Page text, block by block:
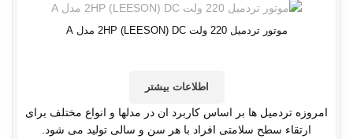
موتور تردمیل 220 ولت 2HP (LEESON) DC مدل A
اطلاعات بیشتر
امروزه تردمیل ها بر اساس کاربرد ان در مدلها و انواع مختلف برای
ارتقاء سطح سلامتی افراد با هر سن و سالی تولید می شود.